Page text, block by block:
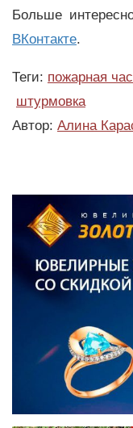
Больше
ВКонтакте.
Теги: пожарная
штурмовка
Автор: Алина